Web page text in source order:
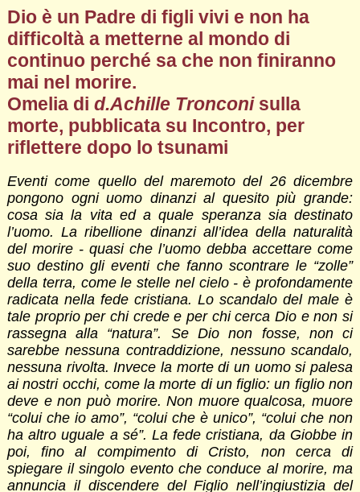
Dio è un Padre di figli vivi e non ha
difficoltà a metterne al mondo di
continuo perché sa che non finiranno
mai nel morire.
Omelia di d.Achille Tronconisulla
morte, pubblicata su Incontro, per
riflettere dopo lo tsunami
Eventi come quello del maremoto del 26 dicembre
pongono ogni uomo dinanzi al quesito più grande:
cosa sia la vita ed a quale speranza sia destinato
l’uomo. La ribellione dinanzi all’idea della naturalità
del morire - quasi che l’uomo debba accettare come
suo destino gli eventi che fanno scontrare le “zolle”
della terra, come le stelle nel cielo - è profondamente
radicata nella fede cristiana. Lo scandalo del male è
tale proprio per chi crede e per chi cerca Dio e non si
rassegna alla “natura”. Se Dio non fosse, non ci
sarebbe nessuna contraddizione, nessuno scandalo,
nessuna rivolta. Invece la morte di un uomo si palesa
ai nostri occhi, come la morte di un figlio: un figlio non
deve e non può morire. Non muore qualcosa, muore
“colui che io amo”, “colui che è unico”, “colui che non
ha altro uguale a sé”. La fede cristiana, da Giobbe in
poi, fino al compimento di Cristo, non cerca di
spiegare il singolo evento che conduce al morire, ma
annuncia il discendere del Figlio nell’ingiustizia del